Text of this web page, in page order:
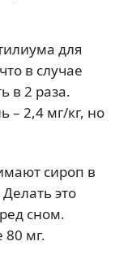
для
в случае
в 2 раза.
– 2,4 мг/кг, но
сироп в
это
сном.
80 мг.